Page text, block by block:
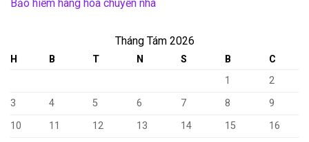
Bảo hiểm hàng hóa chuyển nhà
Tháng Tám 2026
H B T N S B
C
1
2
3
4 5 6 7 8
9
10
11 12 13 14 15
16